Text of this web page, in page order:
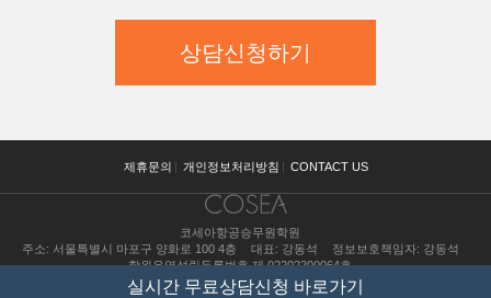
코세아항공승무원학원은 다음과 같은 방법으로 개인정보를 수집합
- 홈페이지 내 상담신청(입학문의, 상담신청)
- 과정문의에 대한 학과담당자들의 전화 및 이메일 상담
나.수집하는 개인정보의 항목
코세아항공승무원학원은 고객님의 온라인상담(입학문의, 상담신
개인정보를 아래와 같이 수집하고 있습니다.
- 이름, 핸드폰, 이메일, 직업, 나이 기록
다.개인정보의 보유 및 이용 기간
제휴문의 | 개인정보처리방침 | CONTACT US
코세아항공승무원학원
주소: 서울특별시 마포구 양화로 100 4층
대표: 강동석
정보보호책임자: 강동석
학원운영설립등록번호 제 02202200064호
수강료 조회
실시간 무료상담신청 바로가기